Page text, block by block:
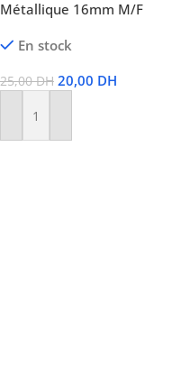
Métallique 16mm M/F
En stock
25,00DH 20,00 DH
Ajouter Au Panier